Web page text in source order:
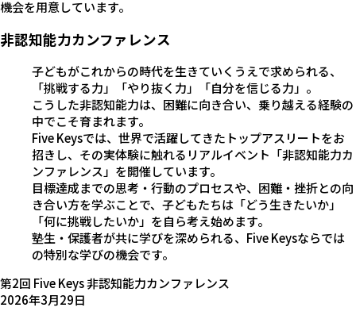
機会を用意しています。
非認知能力カンファレンス
子どもがこれからの時代を生きていくうえで求められる、
「挑戦する力」「やり抜く力」「自分を信じる力」。
こうした非認知能力は、困難に向き合い、乗り越える経験の
中でこそ育まれます。
Five Keysでは、世界で活躍してきたトップアスリートをお
招きし、その実体験に触れるリアルイベント「非認知能力カ
ンファレンス」を開催しています。
目標達成までの思考・行動のプロセスや、困難・挫折との向
き合い方を学ぶことで、子どもたちは「どう生きたいか」
「何に挑戦したいか」を自ら考え始めます。
塾生・保護者が共に学びを深められる、Five Keysならでは
の特別な学びの機会です。
第2回 Five Keys 非認知能力カンファレンス
2026年3月29日